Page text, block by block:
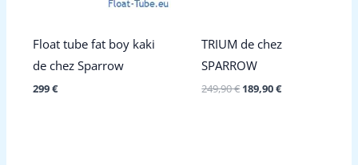
Float tube fat boy kaki
de chez Sparrow
299€
TRIUM de chez
SPARROW
249,90€ Le
189,90€Le